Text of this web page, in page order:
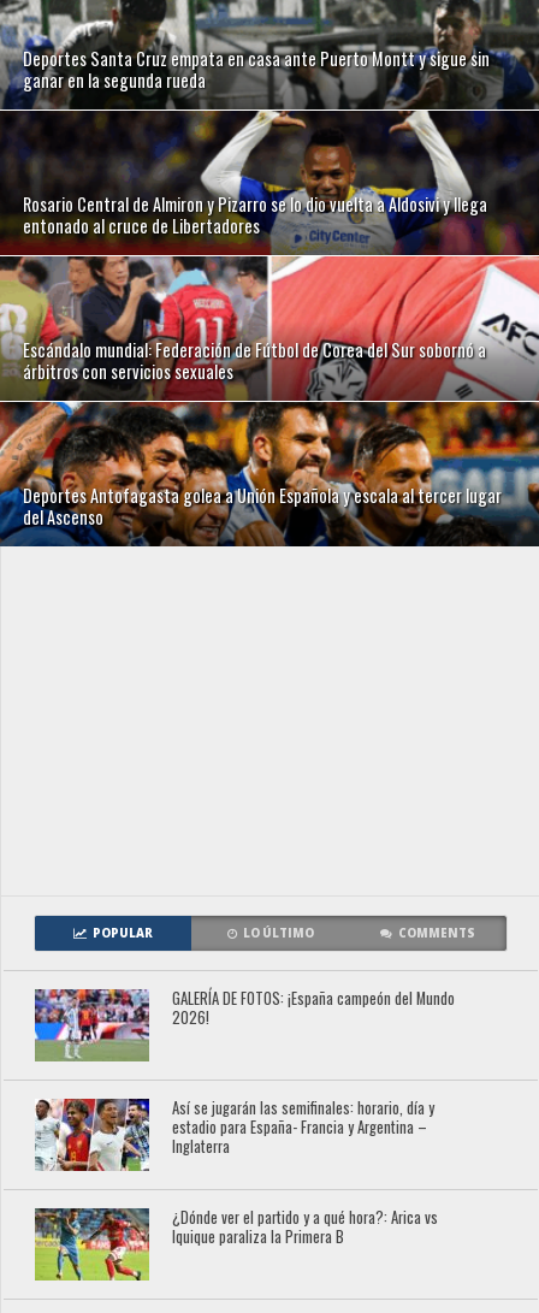
Deportes Santa Cruz empata en casa ante Puerto Montt y sigue sin
ganar en la segunda rueda
Rosario Central de Almiron y Pizarro se lo dio vuelta a Aldosivi y llega
entonado al cruce de Libertadores
Escándalo mundial: Federación de Fútbol de Corea del Sur sobornó a
árbitros con servicios sexuales
Deportes Antofagasta golea a Unión Española y escala al tercer lugar
del Ascenso
POPULAR LO ÚLTIMO COMMENTS
GALERÍA DE FOTOS: ¡España campeón del Mundo
2026!
Así se jugarán las semifinales: horario, día y
estadio para España- Francia y Argentina –
Inglaterra
¿Dónde ver el partido y a qué hora?: Arica vs
Iquique paraliza la Primera B